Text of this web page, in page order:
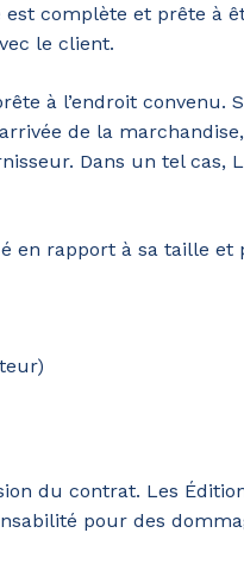
panier est
complète et prête à
le client.
à l’endroit convenu.
de la
Dans un tel cas,
en rapport à sa taille et
du contrat. Les
pour des